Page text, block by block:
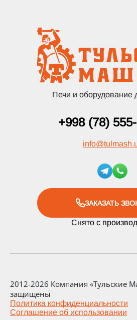
Печи и оборудование
+998 (78)
info@
ЗАКАЗАТЬ
Снято с
2012-2026 Компания «Тульские
защищены
Политика конфиденциальности
Соглашение об использовании